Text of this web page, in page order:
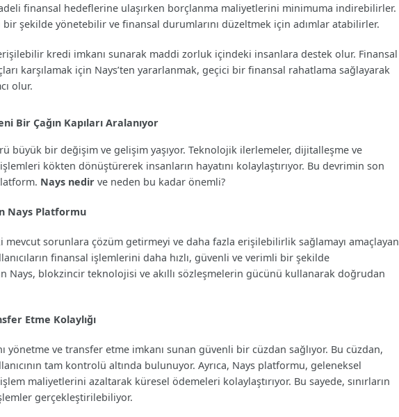
finansal hedeflerine ulaşırken borçlanma maliyetlerini minimuma indirebilirler.
bir şekilde yönetebilir ve finansal durumlarını düzeltmek için adımlar atabilirler.
kredi imkanı sunarak maddi zorluk içindeki insanlara destek olur. Finansal
karşılamak için Nays’ten yararlanmak, geçici bir finansal rahatlama sağlayarak
olur.
Bir Çağın Kapıları Aralanıyor
büyük bir değişim ve gelişim yaşıyor. Teknolojik ilerlemeler, dijitalleşme ve
kökten dönüştürerek insanların hayatını kolaylaştırıyor. Bu devrimin son
Nays nedir ve neden bu kadar önemli?
Nays Platformu
sorunlara çözüm getirmeyi ve daha fazla erişilebilirlik sağlamayı amaçlayan
finansal işlemlerini daha hızlı, güvenli ve verimli bir şekilde
Nays, blokzincir teknolojisi ve akıllı sözleşmelerin gücünü kullanarak doğrudan
Etme Kolaylığı
yönetme ve transfer etme imkanı sunan güvenli bir cüzdan sağlıyor. Bu cüzdan,
tam kontrolü altında bulunuyor. Ayrıca, Nays platformu, geleneksel
maliyetlerini azaltarak küresel ödemeleri kolaylaştırıyor. Bu sayede, sınırların
gerçekleştirilebiliyor.